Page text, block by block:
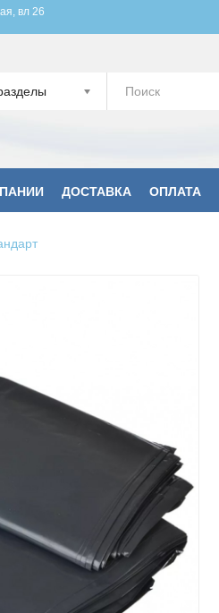
вл 26
ДОСТАВКА ОПЛАТА